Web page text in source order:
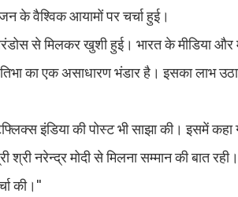
के वैश्विक आयामों पर चर्चा हुई।
से मिलकर खुशी हुई। भारत के मीडिया
का एक असाधारण भंडार है। इसका लाभ
इंडिया की पोस्ट भी साझा की। इसमें
श्री नरेन्द्र मोदी से मिलना सम्मान की बात
की।''